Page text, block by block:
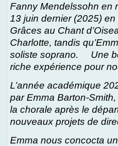
Fanny Mendelssohn en
13 juin dernier (2025) en
Grâces au Chant
Charlotte, tandis
soliste soprano.
Une
riche expérience pour
L’année académique
par Emma Barton-
la chorale après le
nouveaux projets de
Emma nous concocta